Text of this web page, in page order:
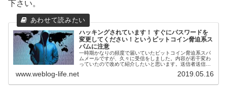
下さい。
ハッキングされています！ すぐにパスワードを
変更してください！というビットコイン脅迫系ス
パムに注意
一時期かなりの頻度で届いていたビットコイン脅迫系スパ
ムメールですが、久々に受信をしました。内容が若干変わ
っていたので改めて紹介したいと思います。送信者送信者
www.weblog-life.net 2019.05.16